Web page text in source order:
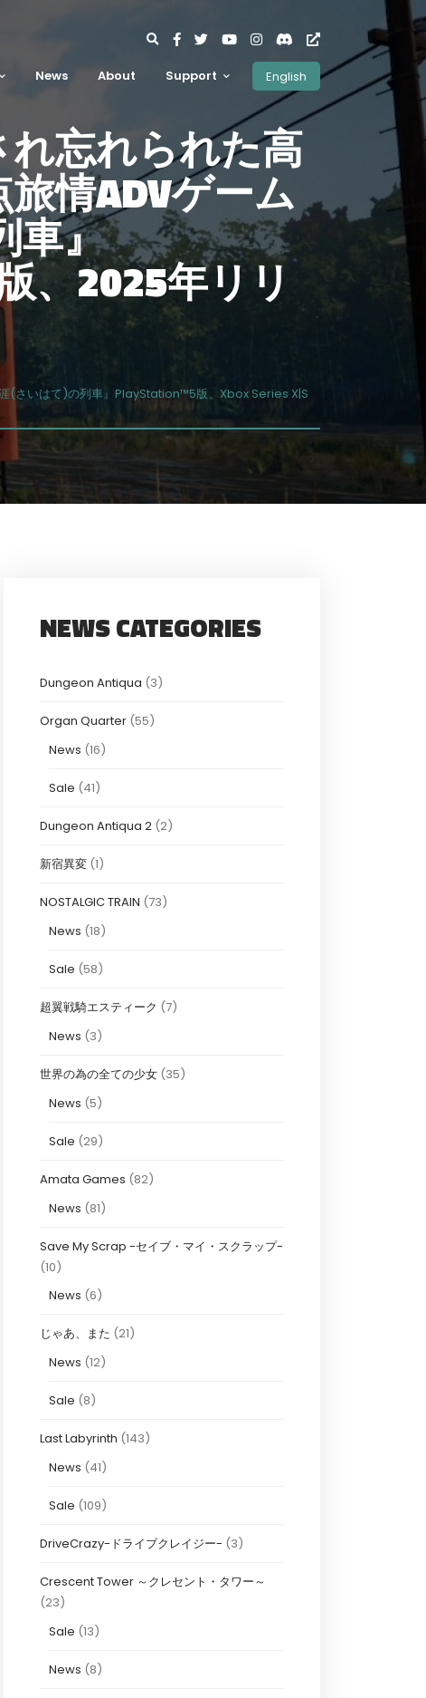
News About Support English
忘れられた高
情ADVゲーム
車』
、2025年リリ
涯(さいはて)の列車』PlayStation™5版、Xbox Series X|S
NEWS CATEGORIES
Dungeon Antiqua (3)
Organ Quarter (55)
News (16)
Sale (41)
Dungeon Antiqua 2 (2)
新宿異変 (1)
NOSTALGIC TRAIN (73)
News (18)
Sale (58)
超翼戦騎エスティーク (7)
News (3)
世界の為の全ての少女 (35)
News (5)
Sale (29)
Amata Games (82)
News (81)
Save My Scrap -セイブ・マイ・スクラップ-
(10)
News (6)
じゃあ、また (21)
News (12)
Sale (8)
Last Labyrinth (143)
News (41)
Sale (109)
DriveCrazy-ドライブクレイジー- (3)
Crescent Tower ～クレセント・タワー～
(23)
Sale (13)
News (8)